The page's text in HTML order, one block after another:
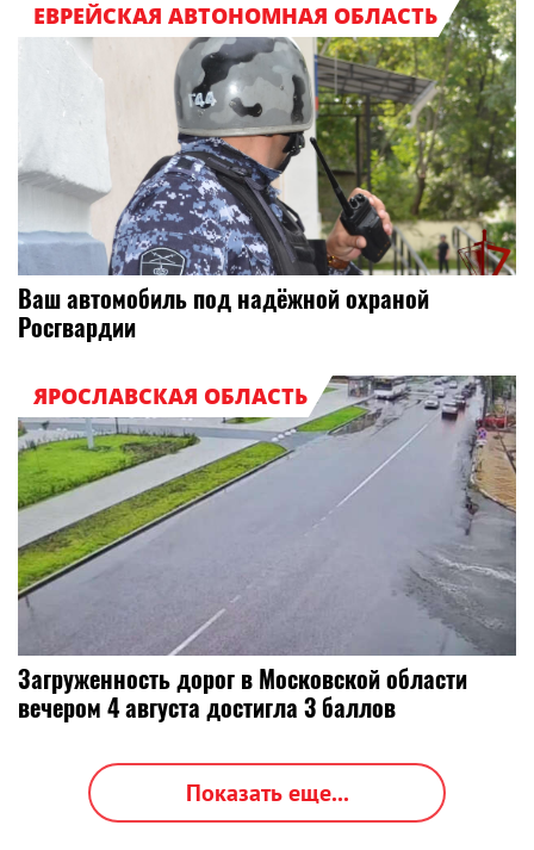
ЕВРЕЙСКАЯ АВТОНОМНАЯ ОБЛАСТЬ
Ваш автомобиль под надёжной охраной
Росгвардии
ЯРОСЛАВСКАЯ ОБЛАСТЬ
Загруженность дорог в Московской области
вечером 4 августа достигла 3 баллов
Показать еще...